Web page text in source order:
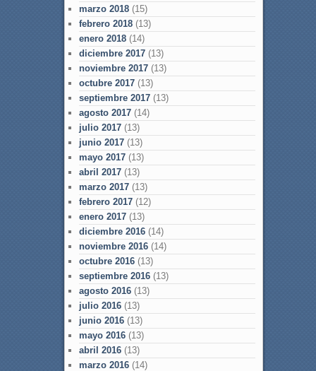
marzo 2018(15)
febrero 2018(13)
enero 2018(14)
diciembre 2017(13)
noviembre 2017(13)
octubre 2017(13)
septiembre 2017(13)
agosto 2017(14)
julio 2017(13)
junio 2017(13)
mayo 2017(13)
abril 2017(13)
marzo 2017(13)
febrero 2017(12)
enero 2017(13)
diciembre 2016(14)
noviembre 2016(14)
octubre 2016(13)
septiembre 2016(13)
agosto 2016(13)
julio 2016(13)
junio 2016(13)
mayo 2016(13)
abril 2016(13)
marzo 2016(14)